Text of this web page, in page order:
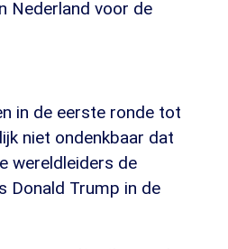
Nederland voor de
in de eerste ronde tot
niet ondenkbaar dat
wereldleiders de
Donald Trump in de